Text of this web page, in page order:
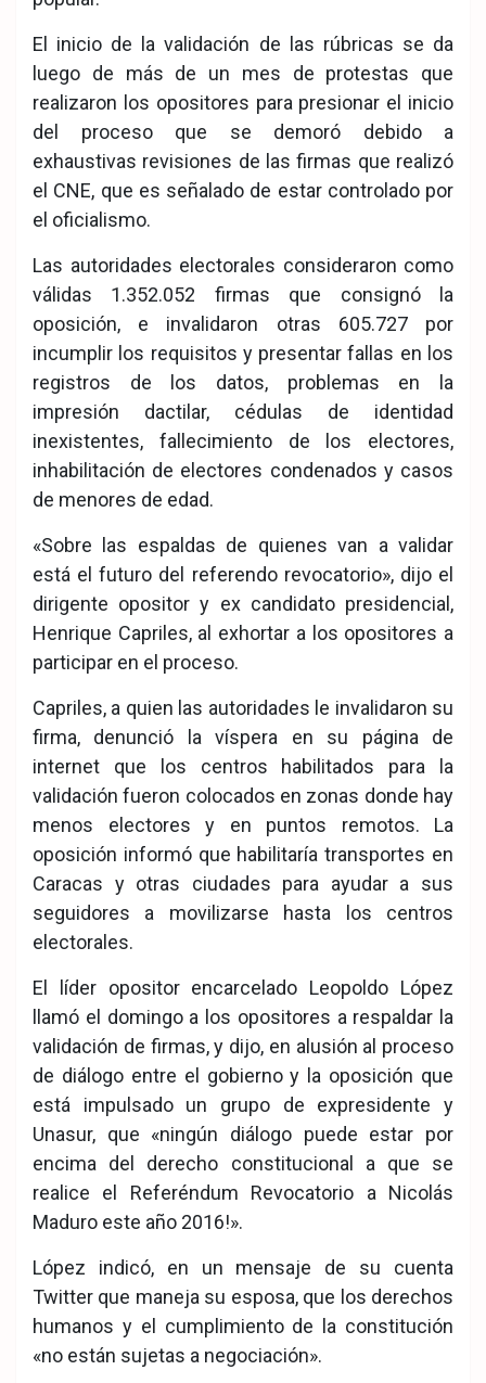
El inicio de la validación de las rúbricas se da
luego de más de un mes de protestas que
realizaron los opositores para presionar el inicio
del proceso que se demoró debido a
exhaustivas revisiones de las firmas que realizó
el CNE, que es señalado de estar controlado por
el oficialismo.
Las autoridades electorales consideraron como
válidas 1.352.052 firmas que consignó la
oposición, e invalidaron otras 605.727 por
incumplir los requisitos y presentar fallas en los
registros de los datos, problemas en la
impresión dactilar, cédulas de identidad
inexistentes, fallecimiento de los electores,
inhabilitación de electores condenados y casos
de menores de edad.
«Sobre las espaldas de quienes van a validar
está el futuro del referendo revocatorio», dijo el
dirigente opositor y ex candidato presidencial,
Henrique Capriles, al exhortar a los opositores a
participar en el proceso.
Capriles, a quien las autoridades le invalidaron su
firma, denunció la víspera en su página de
internet que los centros habilitados para la
validación fueron colocados en zonas donde hay
menos electores y en puntos remotos. La
oposición informó que habilitaría transportes en
Caracas y otras ciudades para ayudar a sus
seguidores a movilizarse hasta los centros
electorales.
El líder opositor encarcelado Leopoldo López
llamó el domingo a los opositores a respaldar la
validación de firmas, y dijo, en alusión al proceso
de diálogo entre el gobierno y la oposición que
está impulsado un grupo de expresidente y
Unasur, que «ningún diálogo puede estar por
encima del derecho constitucional a que se
realice el Referéndum Revocatorio a Nicolás
Maduro este año 2016!».
López indicó, en un mensaje de su cuenta
Twitter que maneja su esposa, que los derechos
humanos y el cumplimiento de la constitución
«no están sujetas a negociación».